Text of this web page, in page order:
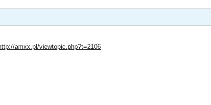
amxx.pl/viewtopic.php?t=2106